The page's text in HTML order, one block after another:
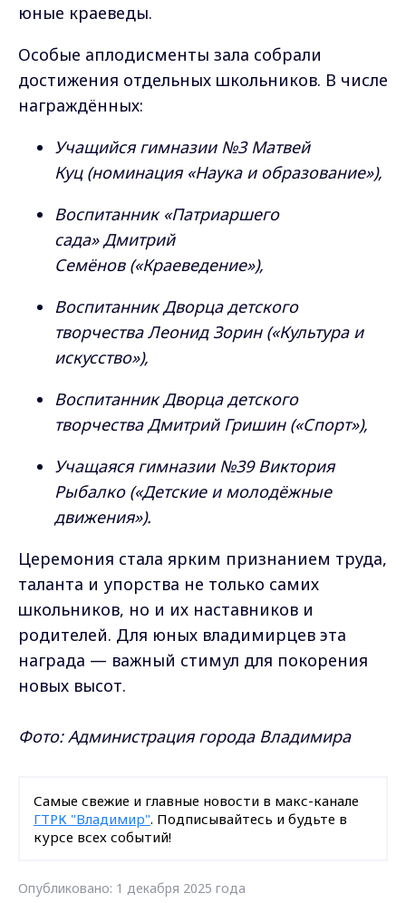
юные краеведы.
Особые аплодисменты зала собрали
достижения отдельных школьников. В числе
награждённых:
Учащийся гимназии №3 Матвей
Куц (номинация «Наука и образование»),
Воспитанник «Патриаршего
сада» Дмитрий
Семёнов («Краеведение»),
Воспитанник Дворца детского
творчества Леонид Зорин («Культура и
искусство»),
Воспитанник Дворца детского
творчества Дмитрий Гришин («Спорт»),
Учащаяся гимназии №39 Виктория
Рыбалко («Детские и молодёжные
движения»).
Церемония стала ярким признанием труда,
таланта и упорства не только самих
школьников, но и их наставников и
родителей. Для юных владимирцев эта
награда — важный стимул для покорения
новых высот.
Фото: Администрация города Владимира
Самые свежие и главные новости в макс-канале
ГТРК "Владимир". Подписывайтесь и будьте в
курсе всех событий!
Опубликовано: 1 декабря 2025 года